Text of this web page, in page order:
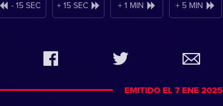
- 15 SEC + 15 SEC + 1 MIN + 5 MIN
EMITIDO EL 7 ENE 2025